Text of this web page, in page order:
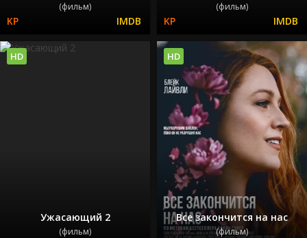
(фильм) (фильм)
Ужасающий 2
(фильм)
HD
Все закончится на нас
(фильм)
HD